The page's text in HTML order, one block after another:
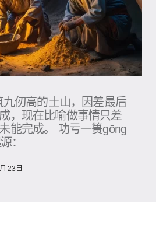
九仞高的土山，因差最后
，现在比喻做事情只差
能完成。 功亏一篑gōng
：
23日